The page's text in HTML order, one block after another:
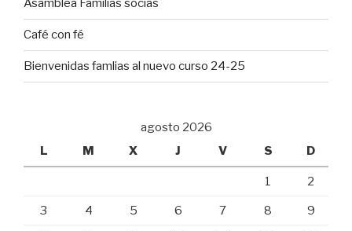
Asamblea Familias socias
Café con fé
Bienvenidas famlias al nuevo curso 24-25
agosto 2026
L
M X J V S D
1 2
3 4 5 6 7 8 9